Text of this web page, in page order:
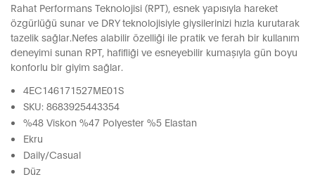
Rahat Performans Teknolojisi (RPT), esnek yapısıyla hareket
özgürlüğü sunar ve DRY teknolojisiyle giysilerinizi hızla kurutarak
tazelik sağlar.Nefes alabilir özelliği ile pratik ve ferah bir kullanım
deneyimi sunan RPT, hafifliği ve esneyebilir kumaşıyla gün boyu
konforlu bir giyim sağlar.
4EC146171527ME01S
SKU: 8683925443354
%48 Viskon %47 Polyester %5 Elastan
Ekru
Daily/Casual
Düz